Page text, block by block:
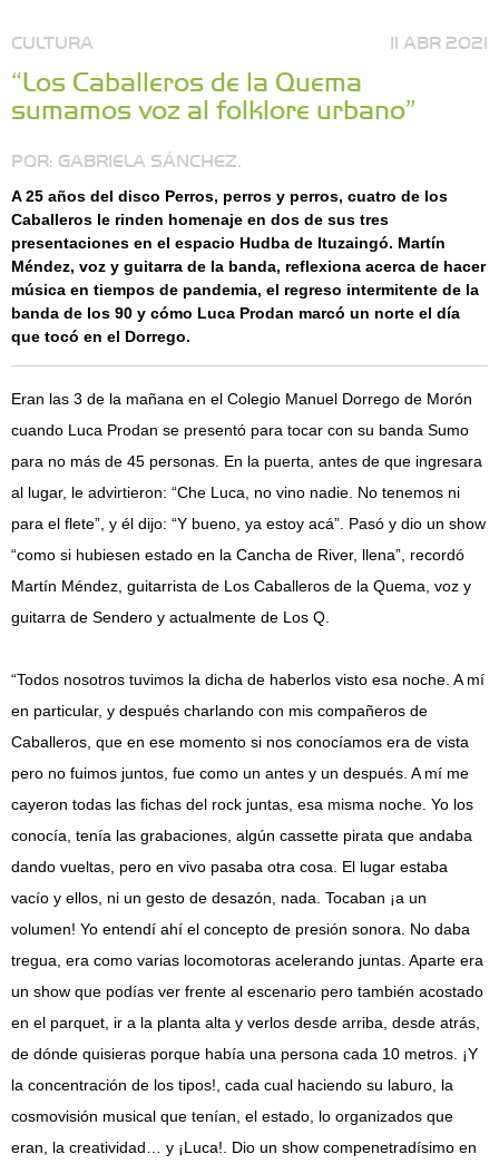
CULTURA 11 ABR 2021
“Los Caballeros de la Quema
sumamos voz al folklore urbano”
POR: GABRIELA SÁNCHEZ.
A 25 años del disco Perros, perros y perros, cuatro de los
Caballeros le rinden homenaje en dos de sus tres
presentaciones en el espacio Hudba de Ituzaingó. Martín
Méndez, voz y guitarra de la banda, reflexiona acerca de hacer
música en tiempos de pandemia, el regreso intermitente de la
banda de los 90 y cómo Luca Prodan marcó un norte el día
que tocó en el Dorrego.
Eran las 3 de la mañana en el Colegio Manuel Dorrego de Morón
cuando Luca Prodan se presentó para tocar con su banda Sumo
para no más de 45 personas. En la puerta, antes de que ingresara
al lugar, le advirtieron: “Che Luca, no vino nadie. No tenemos ni
para el flete”, y él dijo: “Y bueno, ya estoy acá”. Pasó y dio un show
“como si hubiesen estado en la Cancha de River, llena”, recordó
Martín Méndez, guitarrista de Los Caballeros de la Quema, voz y
guitarra de Sendero y actualmente de Los Q.
“Todos nosotros tuvimos la dicha de haberlos visto esa noche. A mí
en particular, y después charlando con mis compañeros de
Caballeros, que en ese momento si nos conocíamos era de vista
pero no fuimos juntos, fue como un antes y un después. A mí me
cayeron todas las fichas del rock juntas, esa misma noche. Yo los
conocía, tenía las grabaciones, algún cassette pirata que andaba
dando vueltas, pero en vivo pasaba otra cosa. El lugar estaba
vacío y ellos, ni un gesto de desazón, nada. Tocaban ¡a un
volumen! Yo entendí ahí el concepto de presión sonora. No daba
tregua, era como varias locomotoras acelerando juntas. Aparte era
un show que podías ver frente al escenario pero también acostado
en el parquet, ir a la planta alta y verlos desde arriba, desde atrás,
de dónde quisieras porque había una persona cada 10 metros. ¡Y
la concentración de los tipos!, cada cual haciendo su laburo, la
cosmovisión musical que tenían, el estado, lo organizados que
eran, la creatividad… y ¡Luca!. Dio un show compenetradísimo en